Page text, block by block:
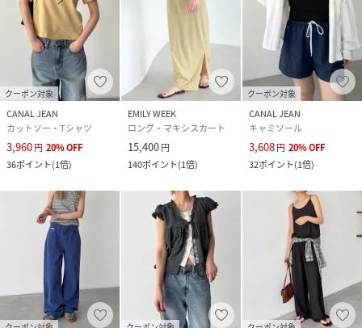
クーポン対象
CANAL JEAN
カットソー・Tシャツ
3,960円 20%OFF
36ポイント(1倍)
EMILY WEEK
ロング・マキシスカート
15,400円
140ポイント(1倍)
クーポン対象
CANAL JEAN
キャミソール
3,608円 20%OFF
32ポイント(1倍)